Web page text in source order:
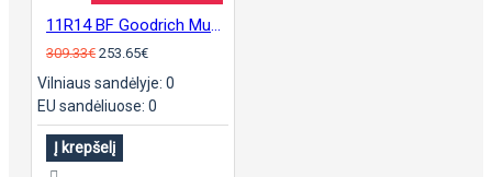
309.33€ 253.65€
Vilniaus sandėlyje: 0
EU sandėliuose: 0
Į krepšelį